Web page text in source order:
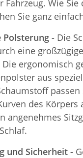
Fahrzeug. Wie Sie
Sie ganz
- Die
eine
Die ergonomisch
aus
passen
des Körpers
angenehmes
und Sicherheit -